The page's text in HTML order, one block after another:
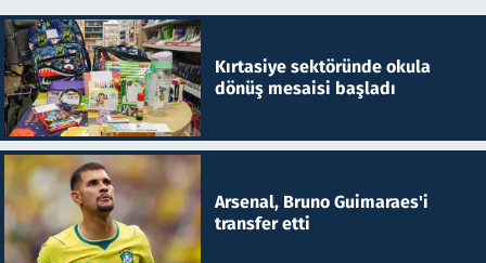
Kırtasiye sektöründe okula
dönüş mesaisi başladı
Arsenal, Bruno Guimaraes'i
transfer etti